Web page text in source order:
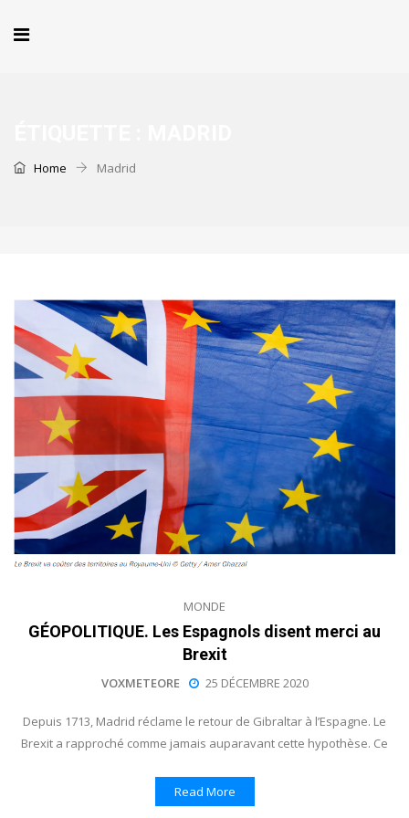
Home Madrid
MONDE
GÉOPOLITIQUE. Les Espagnols disent merci au
Brexit
VOXMETEORE 25 DÉCEMBRE 2020
Depuis 1713, Madrid réclame le retour de Gibraltar à l’Espagne. Le
Brexit a rapproché comme jamais auparavant cette hypothèse. Ce
Read More